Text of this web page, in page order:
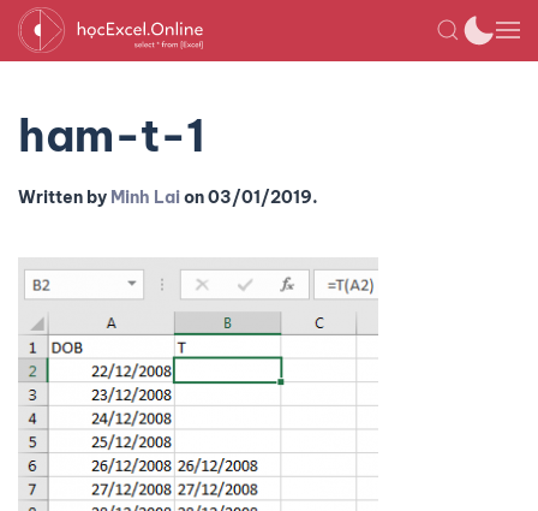
ham-t-1
Written by Minh Laion03/01/2019.